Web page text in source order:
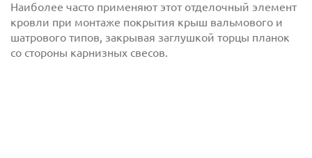
сполитикой обработки персональных данных
ознакомлен(-а) и даюсогласие
Наиболее часто применяют этот отделочный элемент
кровли при монтаже покрытия крыш вальмового и
шатрового типов, закрывая заглушкой торцы планок
со стороны карнизных свесов.